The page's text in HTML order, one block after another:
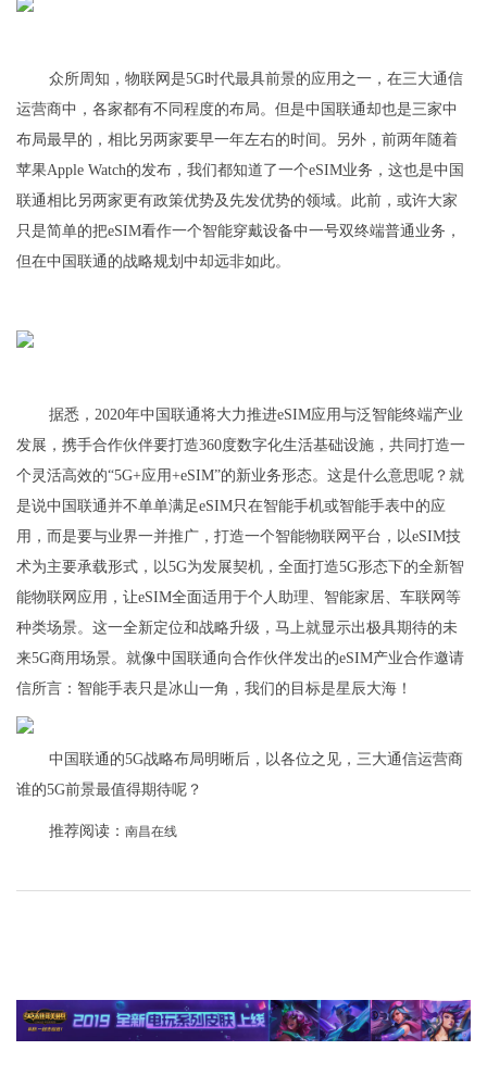
众所周知，物联网是5G时代最具前景的应用之一，在三大通信
运营商中，各家都有不同程度的布局。但是中国联通却也是三家中
布局最早的，相比另两家要早一年左右的时间。另外，前两年随着
苹果Apple Watch的发布，我们都知道了一个eSIM业务，这也是中国
联通相比另两家更有政策优势及先发优势的领域。此前，或许大家
只是简单的把eSIM看作一个智能穿戴设备中一号双终端普通业务，
但在中国联通的战略规划中却远非如此。
据悉，2020年中国联通将大力推进eSIM应用与泛智能终端产业
发展，携手合作伙伴要打造360度数字化生活基础设施，共同打造一
个灵活高效的“5G+应用+eSIM”的新业务形态。这是什么意思呢？就
是说中国联通并不单单满足eSIM只在智能手机或智能手表中的应
用，而是要与业界一并推广，打造一个智能物联网平台，以eSIM技
术为主要承载形式，以5G为发展契机，全面打造5G形态下的全新智
能物联网应用，让eSIM全面适用于个人助理、智能家居、车联网等
种类场景。这一全新定位和战略升级，马上就显示出极具期待的未
来5G商用场景。就像中国联通向合作伙伴发出的eSIM产业合作邀请
信所言：智能手表只是冰山一角，我们的目标是星辰大海！
中国联通的5G战略布局明晰后，以各位之见，三大通信运营商
谁的5G前景最值得期待呢？
推荐阅读： 南昌在线